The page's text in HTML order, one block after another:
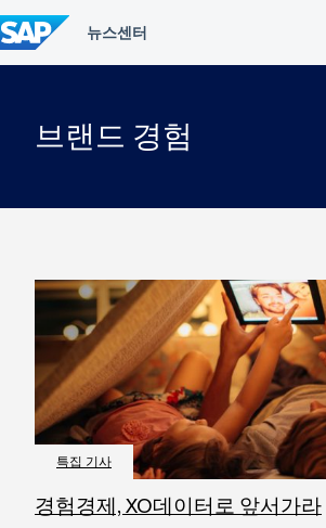
텐
츠
건
브랜드 경험
특집 기사
경험경제, XO데이터로 앞서가라